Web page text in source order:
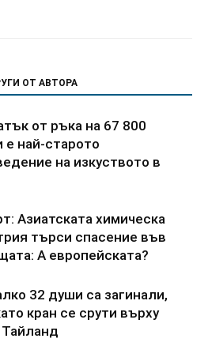
ОТ АВТОРА
от ръка на 67 800
е най-старото
на изкуството в
Азиатската химическа
търси спасение във
А европейската?
32 души са загинали,
кран се срути върху
Тайланд